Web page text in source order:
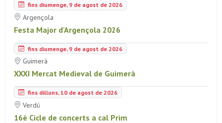
fins diumenge, 9 de agost de 2026
Argençola
Festa Major d'Argençola 2026
fins diumenge, 9 de agost de 2026
Guimerà
XXXI Mercat Medieval de Guimerà
fins dilluns, 10 de agost de 2026
Verdú
16è Cicle de concerts a cal Prim